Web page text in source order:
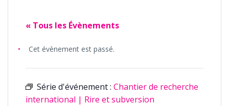
« Tous les Évènements
Cet évènement est passé.
Série d'événement : Chantier de recherche
international | Rire et subversion